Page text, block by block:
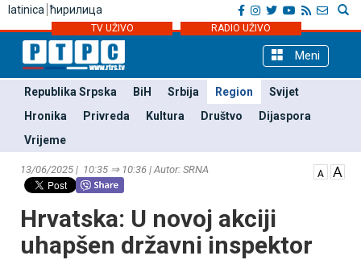
latinica ћирилица
TV UŽIVO RADIO UŽIVO
Meni
Republika Srpska BiH Srbija Region
Svijet
Hronika
Privreda Kultura Društvo
Dijaspora
Vrijeme
13/06/2025 | 10:35 ⇒ 10:36 | Autor: SRNA
Hrvatska: U novoj akciji
uhapšen državni inspektor